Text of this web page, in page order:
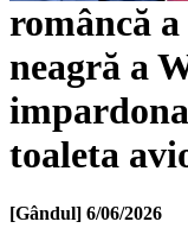
româncă
neagră a
toaleta
[Gândul] 6/06/2026